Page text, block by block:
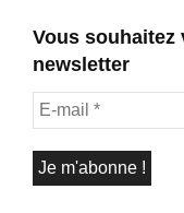
Vous souhaitez
newsletter